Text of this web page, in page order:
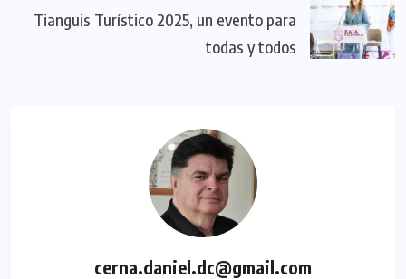
Tianguis Turístico 2025, un evento para
todas y todos
cerna.daniel.dc@gmail.com